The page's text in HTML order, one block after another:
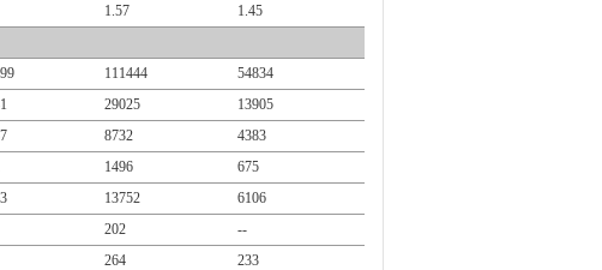
1.57
1.45
111444
54834
29025
13905
8732
4383
1496
675
13752
6106
202
--
264
233